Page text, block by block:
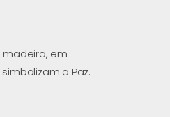
madeira, em
a Paz.